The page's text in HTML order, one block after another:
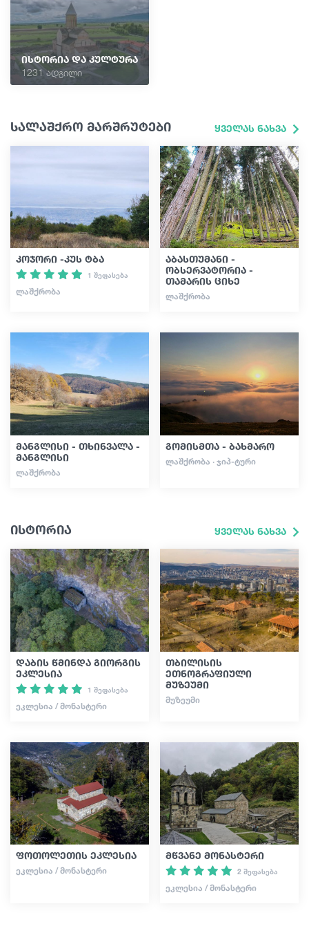
ისტორია და კულტურა
1231 ადგილი
სალაშქრო მარშრუტები ყველას ნახვა
კოჯორი -კუს ტბა
1 შეფასება
ᲚᲐᲨᲥᲠᲝᲑᲐ
აბასთუმანი -
ობსერვატორია -
თამარის ციხე
ᲚᲐᲨᲥᲠᲝᲑᲐ
მანგლისი - თხინვალა -
მანგლისი
ᲚᲐᲨᲥᲠᲝᲑᲐ
გომისმთა - ბახმარო
ᲚᲐᲨᲥᲠᲝᲑᲐ · ᲯᲘᲞ-ᲢᲣᲠᲘ
ისტორია ყველას ნახვა
დაბის წმინდა გიორგის
ეკლესია
1 შეფასება
ᲔᲙᲚᲔᲡᲘᲐ / ᲛᲝᲜᲐᲡᲢᲔᲠᲘ
თბილისის
ეთნოგრაფიული
მუზეუმი
ᲛᲣᲖᲔᲣᲛᲘ
ფოთოლეთის ეკლესია
ᲔᲙᲚᲔᲡᲘᲐ / ᲛᲝᲜᲐᲡᲢᲔᲠᲘ
მწვანე მონასტერი
2 შეფასება
ᲔᲙᲚᲔᲡᲘᲐ / ᲛᲝᲜᲐᲡᲢᲔᲠᲘ